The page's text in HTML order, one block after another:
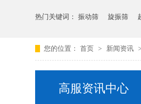
热门关键词： 振动筛 旋振筛
您的位置： 首页 > 新闻资讯 >
高服资讯中心